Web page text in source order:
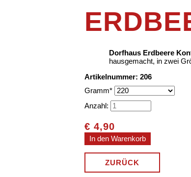
Dorfhaus Erdbeere
hausgemacht, in zwei
Artikelnummer: 206
Pflichtfeld
Gramm*
Anzahl:
€ 4,90
ZURÜCK